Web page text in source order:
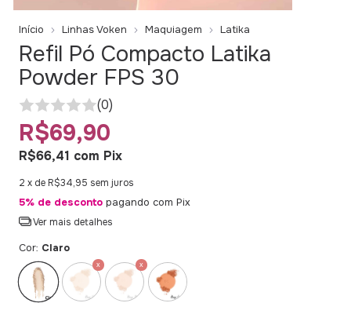
Início Linhas Voken Maquiagem Latika
Refil Pó Compacto Latika
Powder FPS 30
(0)
R$69,90
R$66,41 com Pix
2 x de R$34,95 sem juros
5% de desconto pagando com Pix
Ver mais detalhes
Cor: Claro